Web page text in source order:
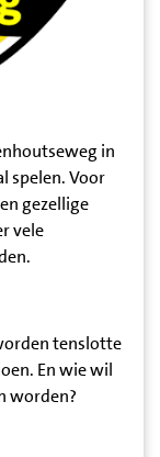
in
spelen. Voor
gezellige
vele
tenslotte
En wie wil
worden?